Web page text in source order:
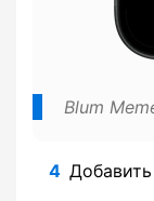
Blum